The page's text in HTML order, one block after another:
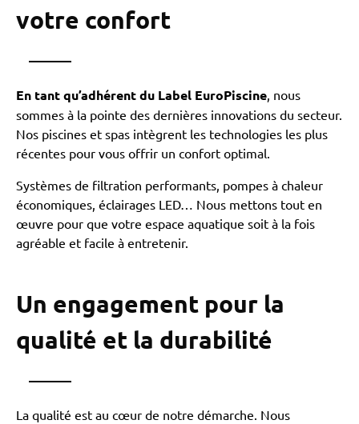
votre confort
En tant qu’adhérent du Label EuroPiscine, nous
sommes à la pointe des dernières innovations du secteur.
Nos piscines et spas intègrent les technologies les plus
récentes pour vous offrir un confort optimal.
Systèmes de filtration performants, pompes à chaleur
économiques, éclairages LED… Nous mettons tout en
œuvre pour que votre espace aquatique soit à la fois
agréable et facile à entretenir.
Un engagement pour la
qualité et la durabilité
La qualité est au cœur de notre démarche. Nous